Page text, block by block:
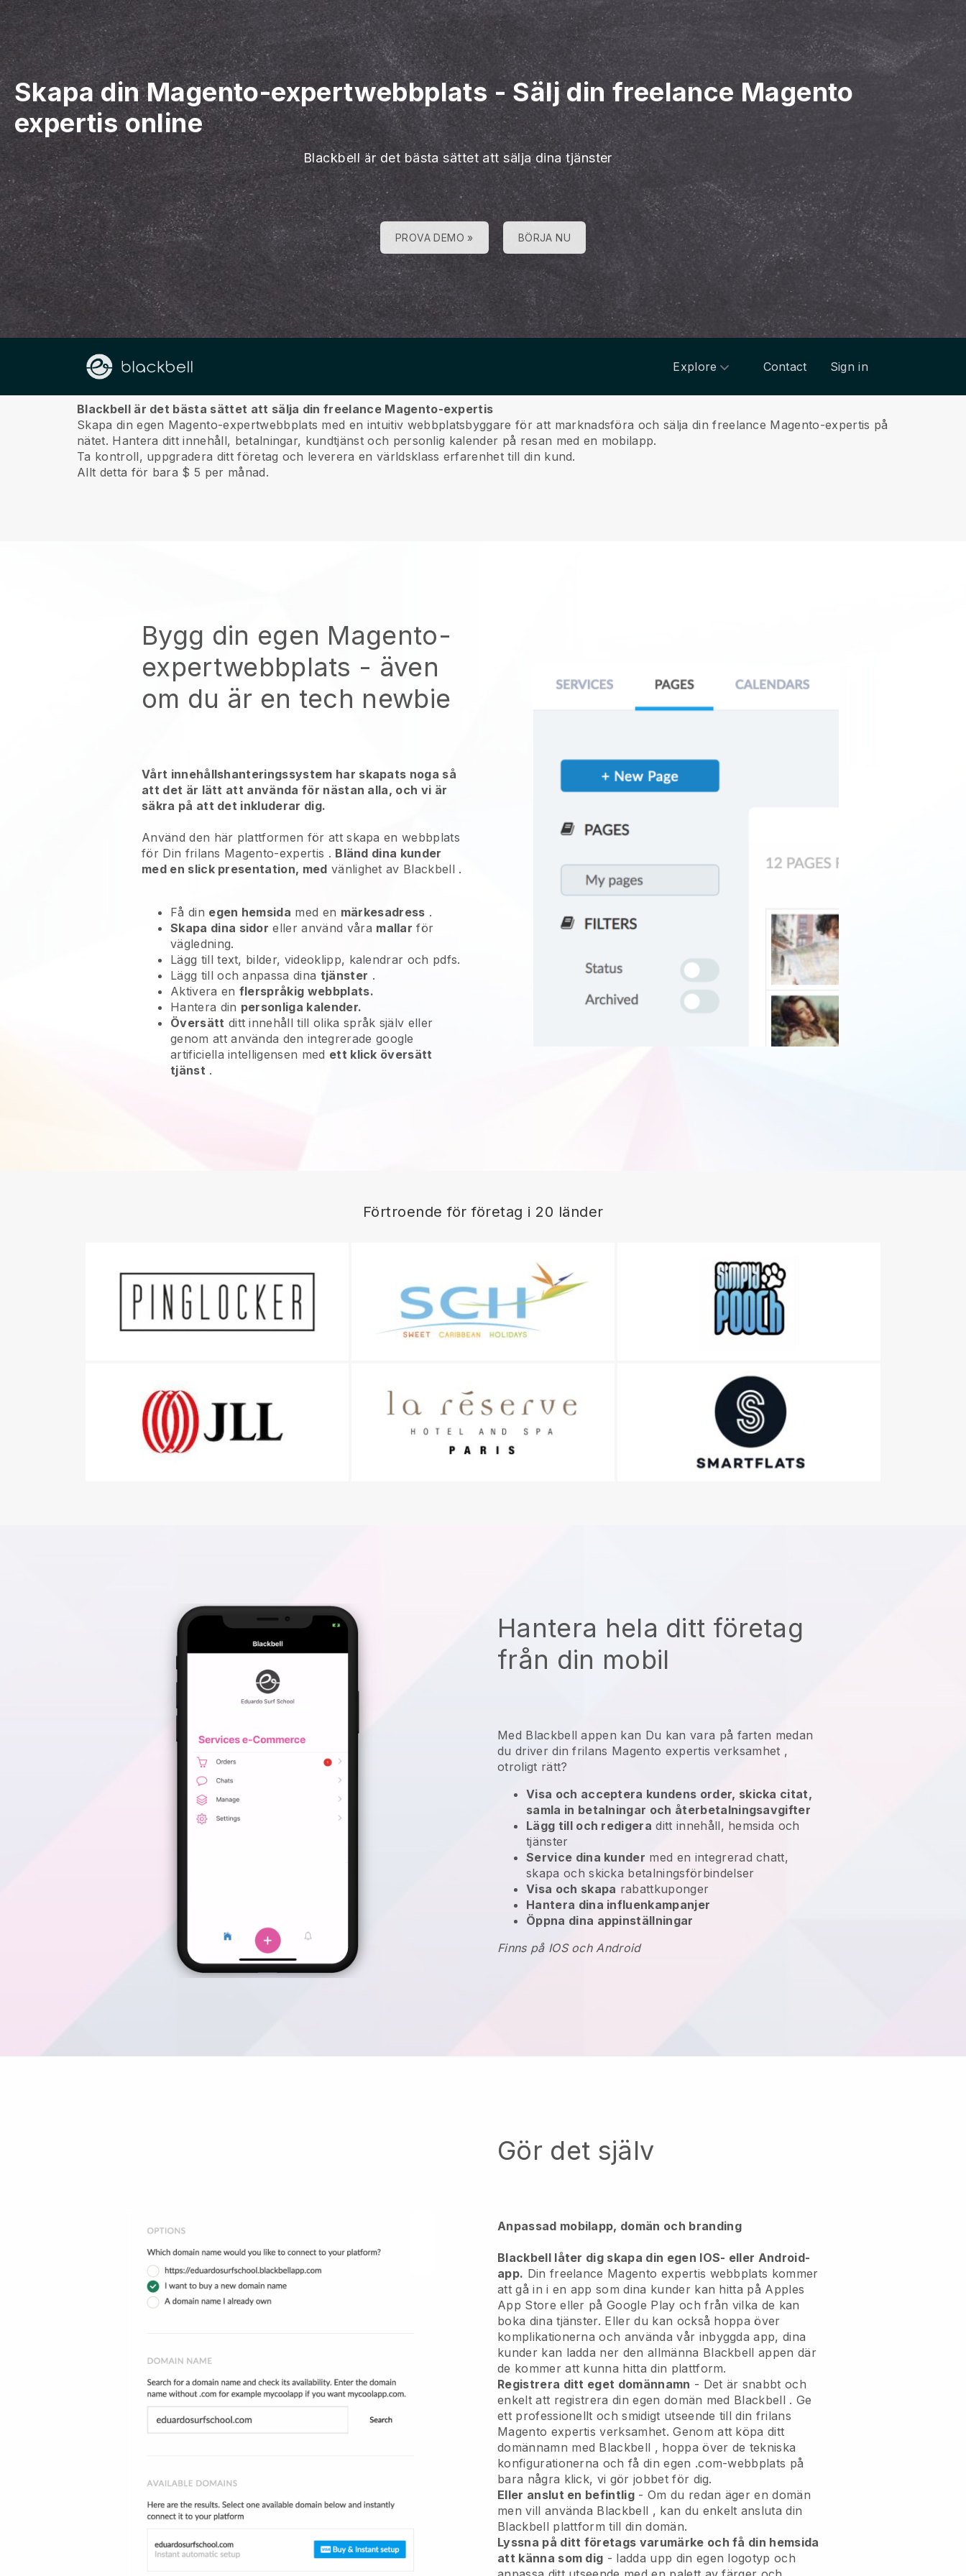
Skapa din Magento-expertwebbplats- Sälj din freelance Magento
expertis online
Blackbell är det bästa sättet att sälja dina tjänster
PROVA DEMO » BÖRJA NU
Explore Contact Sign in
Om oss
Blackbell är det bästa sättet att sälja din freelance Magento-expertis
Skapa din egen Magento-expertwebbplats med en intuitiv webbplatsbyggare för att marknadsföra och sälja din freelance Magento-expertis på
nätet. Hantera ditt innehåll, betalningar, kundtjänst och personlig kalender på resan med en mobilapp.
Ta kontroll, uppgradera ditt företag och leverera en världsklass erfarenhet till din kund.
Allt detta för bara $ 5 per månad.
Bygg din egen Magento-
expertwebbplats - även
om du är en tech newbie
Vårt innehållshanteringssystem har skapats noga så
att det är lätt att använda för nästan alla, och vi är
säkra på att det inkluderar dig.
Använd den här plattformen för att skapa en webbplats
för Din frilans Magento-expertis . Bländ dina kunder
med en slick presentation, med vänlighet av Blackbell .
Få din egen hemsida med en märkesadress .
Skapa dina sidor eller använd våra mallar för
vägledning.
Lägg till text, bilder, videoklipp, kalendrar och pdfs.
Lägg till och anpassa dina tjänster .
Aktivera en flerspråkig webbplats.
Hantera din personliga kalender.
Översätt ditt innehåll till olika språk själv eller
genom att använda den integrerade google
artificiella intelligensen med ett klick översätt
tjänst .
Förtroende för företag i 20 länder
Hantera hela ditt företag
från din mobil
Med Blackbell appen kan Du kan vara på farten medan
du driver din frilans Magento expertis verksamhet ,
otroligt rätt?
Visa och acceptera kundens order, skicka citat,
samla in betalningar och återbetalningsavgifter
Lägg till och redigera ditt innehåll, hemsida och
tjänster
Service dina kunder med en integrerad chatt,
skapa och skicka betalningsförbindelser
Visa och skapa rabattkuponger
Hantera dina influenkampanjer
Öppna dina appinställningar
Finns på IOS och Android
Gör det själv
Anpassad mobilapp, domän och branding
Blackbell låter dig skapa din egen IOS- eller Android-
app. Din freelance Magento expertis webbplats kommer
att gå in i en app som dina kunder kan hitta på Apples
App Store eller på Google Play och från vilka de kan
boka dina tjänster. Eller du kan också hoppa över
komplikationerna och använda vår inbyggda app, dina
kunder kan ladda ner den allmänna Blackbell appen där
de kommer att kunna hitta din plattform.
Registrera ditt eget domännamn - Det är snabbt och
enkelt att registrera din egen domän med Blackbell . Ge
ett professionellt och smidigt utseende till din frilans
Magento expertis verksamhet. Genom att köpa ditt
domännamn med Blackbell , hoppa över de tekniska
konfigurationerna och få din egen .com-webbplats på
bara några klick, vi gör jobbet för dig.
Eller anslut en befintlig - Om du redan äger en domän
men vill använda Blackbell , kan du enkelt ansluta din
Blackbell plattform till din domän.
Lyssna på ditt företags varumärke och få din hemsida
att känna som dig - ladda upp din egen logotyp och